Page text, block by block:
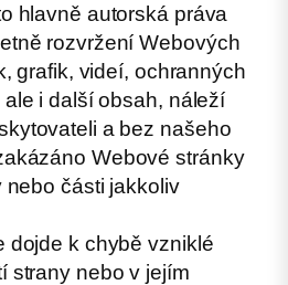
hlavně autorská práva
rozvržení Webových
grafik, videí, ochranných
i další obsah, náleží
a bez našeho
Webové stránky
nebo části jakkoliv
dojde k chybě vzniklé
strany nebo v jejím